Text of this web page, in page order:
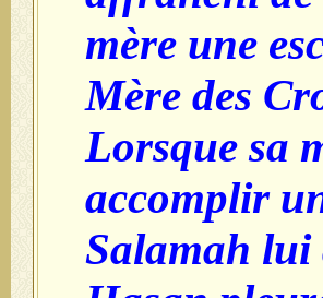
mère une
Mère des
Lorsque sa
accomplir
Salamah lui